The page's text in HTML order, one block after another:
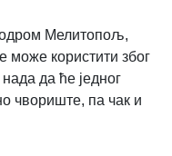
Мелитопољ,
може користити због
да ће једног
чвориште, па чак и